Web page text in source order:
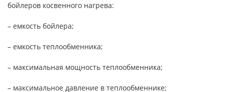
бойлеров косвенного нагрева:
– емкость бойлера;
– емкость теплообменника;
– максимальная мощность теплообменника;
– максимальное давление в теплообменнике;